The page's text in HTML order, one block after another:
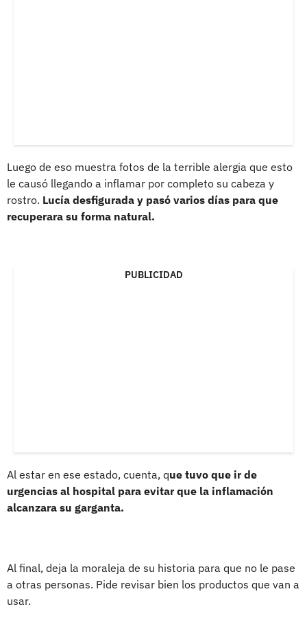
Luego de eso muestra fotos de la terrible alergia que esto
le causó llegando a inflamar por completo su cabeza y
rostro. Lucía desfigurada y pasó varios días para que
recuperara su forma natural.
PUBLICIDAD
Al estar en ese estado, cuenta, que tuvo que ir de
urgencias al hospital para evitar que la inflamación
alcanzara su garganta.
Al final, deja la moraleja de su historia para que no le pase
a otras personas. Pide revisar bien los productos que van a
usar.